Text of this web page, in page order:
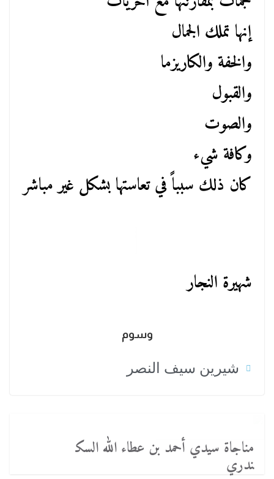
إنها تملك الجمال
والخفة والكاريزما
والقبول
والصوت
وكافة شيء
كان ذلك سبباً في تعاستها بشكل غير مباشر
شهيرة النجار
وسوم
شيرين سيف النصر
مناجاة سيدي أحمد بن عطاء الله السك
ندري